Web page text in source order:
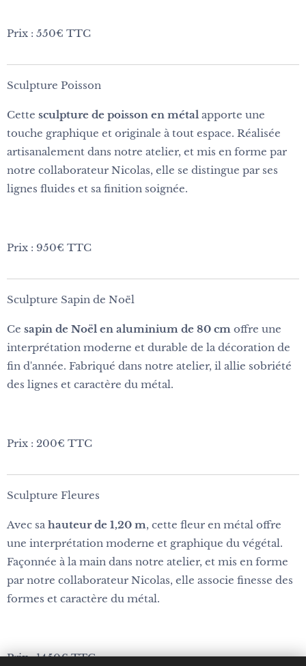
Prix : 550€ TTC
Sculpture Poisson
Cette sculpture de poisson en métal apporte une
touche graphique et originale à tout espace. Réalisée
artisanalement dans notre atelier, et mis en forme par
notre collaborateur Nicolas, elle se distingue par ses
lignes fluides et sa finition soignée.
Prix : 950€ TTC
Sculpture Sapin de Noël
Ce sapin de Noël en aluminium de 80 cm offre une
interprétation moderne et durable de la décoration de
fin d'année. Fabriqué dans notre atelier, il allie sobriété
des lignes et caractère du métal.
Prix : 200€ TTC
Sculpture Fleures
Avec sa hauteur de 1,20 m, cette fleur en métal offre
une interprétation moderne et graphique du végétal.
Façonnée à la main dans notre atelier, et mis en forme
par notre collaborateur Nicolas, elle associe finesse des
formes et caractère du métal.
Prix : 1450€ TTC